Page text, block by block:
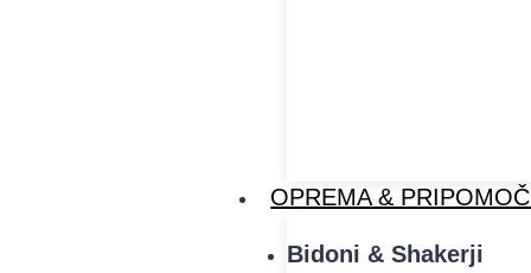
OPREMA &
Bidoni & Shakerji